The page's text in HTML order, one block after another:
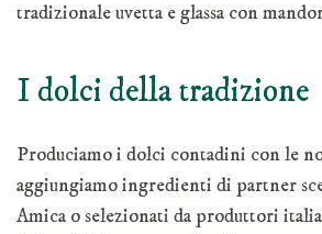
tradizionale uvetta e glassa con
I dolci della tradizione
Produciamo i dolci contadini con le
aggiungiamo ingredienti di partner
Amica o selezionati da produttori